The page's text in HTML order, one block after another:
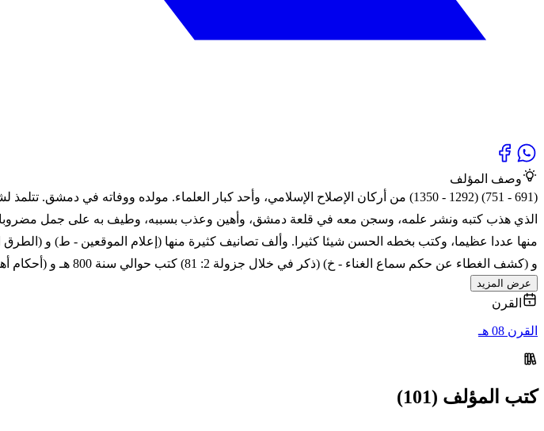
وصف المؤلف
(691 - 751) (1292 - 1350) من أركان الإصلاح الإسلامي، وأحد كبار العلماء. مولده ووفاته
الذي هذب كتبه ونشر علمه، وسجن معه في قلعة دمشق، وأهين وعذب بسببه، وطيف به على جمل
منها عددا عظيما، وكتب بخطه الحسن شيئا كثيرا. وألف تصانيف كثيرة منها (إعلام الموقعين - ط) و
و (كشف الغطاء عن حكم سماع الغناء - خ) (ذكر في خلال جزولة 2: 81) كتب حوالي سنة 800 هـ و (أحكام أهل الذمة - ط) جزان، و (شرح الشروط العمرية - ط) مجرد منه و (تحفة
عرض المزيد
القرن
القرن 08 هـ
كتب المؤلف (101)